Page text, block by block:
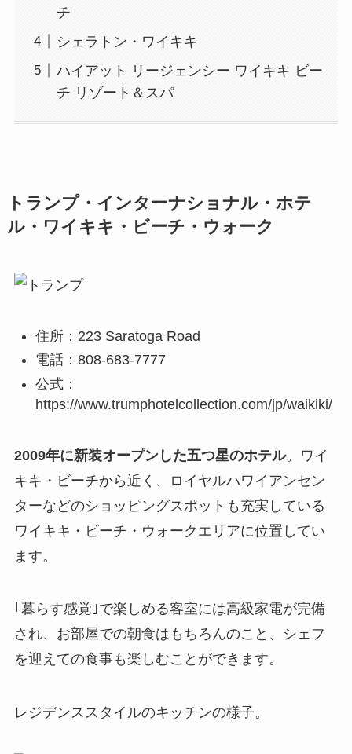
チ
シェラトン・ワイキキ
ハイアット リージェンシー ワイキキ ビー
チ リゾート＆スパ
トランプ・インターナショナル・ホテ
ル・ワイキキ・ビーチ・ウォーク
住所：223 Saratoga Road
電話：808-683-7777
公式：
https://www.trumphotelcollection.com/jp/waikiki/
2009年に新装オープンした五つ星のホテル。ワイ
キキ・ビーチから近く、ロイヤルハワイアンセン
ターなどのショッピングスポットも充実している
ワイキキ・ビーチ・ウォークエリアに位置してい
ます。
｢暮らす感覚｣で楽しめる客室には高級家電が完備
され、お部屋での朝食はもちろんのこと、シェフ
を迎えての食事も楽しむことができます。
レジデンススタイルのキッチンの様子。